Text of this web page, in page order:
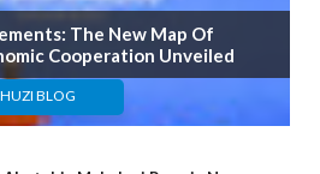
The New Map Of
Cooperation Unveiled
BLOG